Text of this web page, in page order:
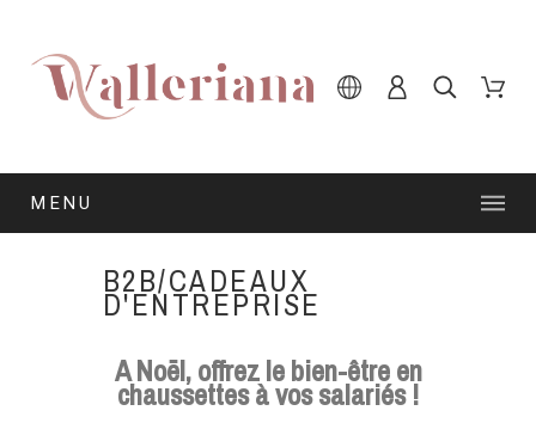
MENU
B2B/CADEAUX
D'ENTREPRISE
A Noël, offrez le bien-être en
chaussettes à vos salariés !